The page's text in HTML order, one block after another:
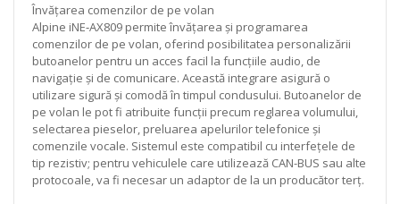
Învățarea comenzilor de pe volan
Alpine iNE‑AX809 permite învățarea și programarea
comenzilor de pe volan, oferind posibilitatea personalizării
butoanelor pentru un acces facil la funcțiile audio, de
navigație și de comunicare. Această integrare asigură o
utilizare sigură și comodă în timpul condusului. Butoanelor de
pe volan le pot fi atribuite funcții precum reglarea volumului,
selectarea pieselor, preluarea apelurilor telefonice și
comenzile vocale. Sistemul este compatibil cu interfețele de
tip rezistiv; pentru vehiculele care utilizează CAN-BUS sau alte
protocoale, va fi necesar un adaptor de la un producător terț.